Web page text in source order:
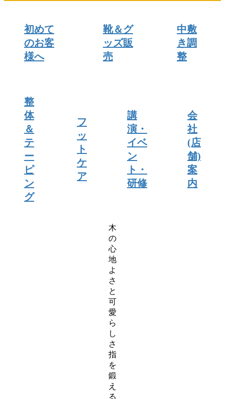
初めて
のお客
様へ
靴＆グ
ッズ販
売
中敷
き調
整
整
体
＆
テ
ー
ピ
ン
グ
フ
ッ
ト
ケ
ア
講
演・
イベ
ン
ト・
研修
会
社
(店
舗)
案
内
木
の
心
地
よ
さ
と
可
愛
ら
し
さ
指
を
鍛
え
る